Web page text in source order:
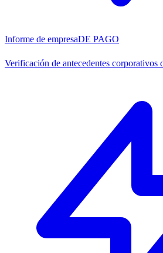
Informe de empresaDE PAGO
Verificación de antecedentes corporativos